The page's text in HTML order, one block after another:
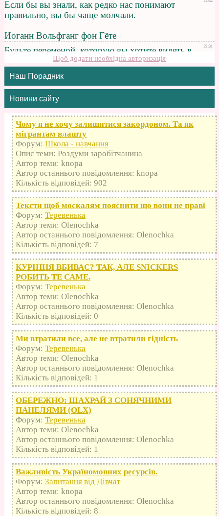
Щоб додати необхідна авторизація
Наш Порадник
Новини сайту
Чому я не хочу залишитися закордоном. Та як
мігрантам влашту
Форум: Школа - навчання
Опис теми: Роздуми заробітчанина
Автор теми: knopa
Автор останнього повідомлення: knopa
Кількість відповідей: 902
Тексти щоб москалям пояснити що вони не праві
Форум: Теревенька
Автор теми: Olenochka
Автор останнього повідомлення: Olenochka
Кількість відповідей: 7
КУРІННЯ ВБИВАЄ? ТАК, АЛЕ SNICKERS
РОБИТЬ ТЕ САМЕ.
Форум: Теревенька
Автор теми: Olenochka
Автор останнього повідомлення: Olenochka
Кількість відповідей: 0
Ми втратили все, але не втратили гідність
Форум: Теревенька
Автор теми: Olenochka
Автор останнього повідомлення: Olenochka
Кількість відповідей: 1
ОБЕРЕЖНО: ШАХРАЙ З СОНЯЧНИМИ
ПАНЕЛЯМИ (OLX)
Форум: Теревенька
Автор теми: Olenochka
Автор останнього повідомлення: Olenochka
Кількість відповідей: 1
Важливість Україномовних ресурсів.
Форум: Запитання від Дівчат
Автор теми: knopa
Автор останнього повідомлення: Olenochka
Кількість відповідей: 8